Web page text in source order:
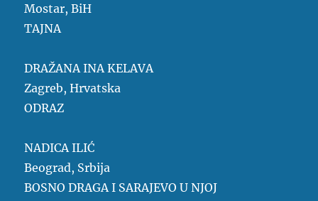
Mostar, BiH
TAJNA
DRAŽANA INA KELAVA
Zagreb, Hrvatska
ODRAZ
NADICA ILIĆ
Beograd, Srbija
BOSNO DRAGA I SARAJEVO U NJOJ